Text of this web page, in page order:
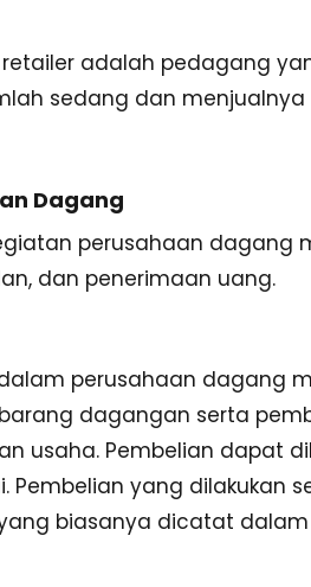
adalah pedagang
sedang dan menjualnya
Dagang
perusahaan dagang
dan penerimaan uang.
perusahaan dagang
dagangan serta
usaha. Pembelian dapat
Pembelian yang dilakukan
biasanya dicatat dalam